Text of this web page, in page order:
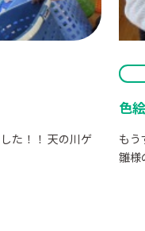
た！！ 天の川ゲ
色
もう
雛様